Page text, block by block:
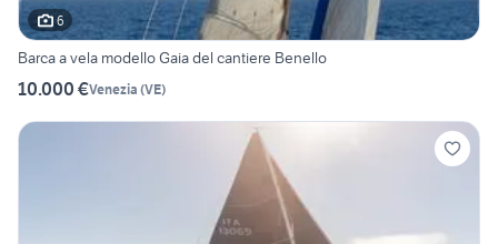
6
Barca a vela modello Gaia del cantiere Benello
10.000 €Venezia (VE)